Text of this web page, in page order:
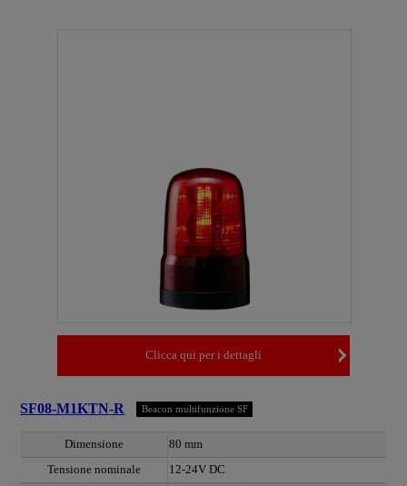
Clicca qui per i dettagli
SF08-M1KTN-R Beacon multifunzione SF
Dimensione
80 mm
Tensione nominale
12-24V DC